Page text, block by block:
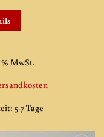
% MwSt.
5-7 Tage